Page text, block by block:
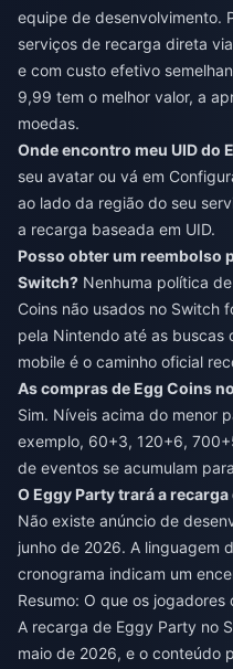
equipe de desenvolvimento.
serviços de recarga direta
e com custo efetivo
9,99 tem o melhor valor, a
moedas.
Onde encontro meu UID do
seu avatar ou vá em
ao lado da região do seu
a recarga baseada em UID.
Posso obter um reembolso
Switch? Nenhuma política
Coins não usados no Switch
pela Nintendo até as buscas
mobile é o caminho oficial
As compras de Egg Coins
Sim. Níveis acima do menor
exemplo, 60+3, 120+6,
de eventos se acumulam
O Eggy Party trará a
Não existe anúncio de
junho de 2026. A linguagem
cronograma indicam um
Resumo: O que os
A recarga de Eggy Party no
maio de 2026, e o conteúdo